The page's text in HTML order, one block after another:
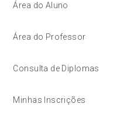
Área do Aluno
Área do Professor
Consulta de Diplomas
Minhas Inscrições